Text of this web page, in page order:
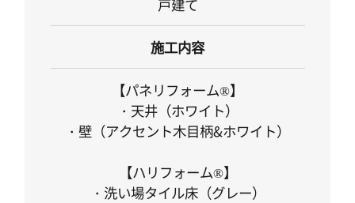
戸建て
施工内容
【パネリフォーム®】
・天井（ホワイト）
・壁（アクセント木目柄&ホワイト）
【ハリフォーム®】
・洗い場タイル床（グレー）